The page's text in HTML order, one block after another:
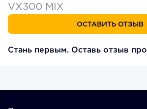
VX300 MIX
ОСТАВИТЬ ОТЗЫВ
Стань первым. Оставь отзыв